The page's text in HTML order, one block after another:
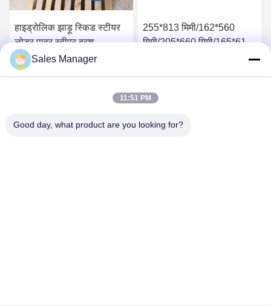
हाइड्रोलिक झाड़ू स्किड स्टीयर
लोडर पावर स्वीपर ब्रश
255*813 मिमी/162*560
मिमी/205*660 मिमी/165*610
मिमी/130*508 मिमी निर्माण झाड़ू
Sales Manager
11:51 PM
Good day, what product are you looking for?